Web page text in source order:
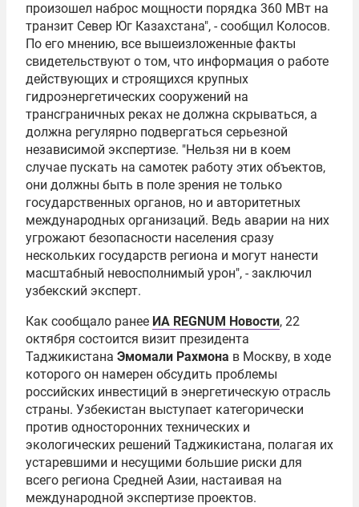
произошел наброс мощности порядка 360 МВт на
транзит Север Юг Казахстана", - сообщил Колосов.
По его мнению, все вышеизложенные факты
свидетельствуют о том, что информация о работе
действующих и строящихся крупных
гидроэнергетических сооружений на
трансграничных реках не должна скрываться, а
должна регулярно подвергаться серьезной
независимой экспертизе. "Нельзя ни в коем
случае пускать на самотек работу этих объектов,
они должны быть в поле зрения не только
государственных органов, но и авторитетных
международных организаций. Ведь аварии на них
угрожают безопасности населения сразу
нескольких государств региона и могут нанести
масштабный невосполнимый урон", - заключил
узбекский эксперт.
Как сообщало ранее ИА REGNUM Новости, 22
октября состоится визит президента
Таджикистана Эмомали Рахмона в Москву, в ходе
которого он намерен обсудить проблемы
российских инвестиций в энергетическую отрасль
страны. Узбекистан выступает категорически
против односторонних технических и
экологических решений Таджикистана, полагая их
устаревшими и несущими большие риски для
всего региона Средней Азии, настаивая на
международной экспертизе проектов.